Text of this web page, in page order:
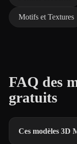
Motifs et Textures
FAQ des
gratuits
Ces modèles 3D